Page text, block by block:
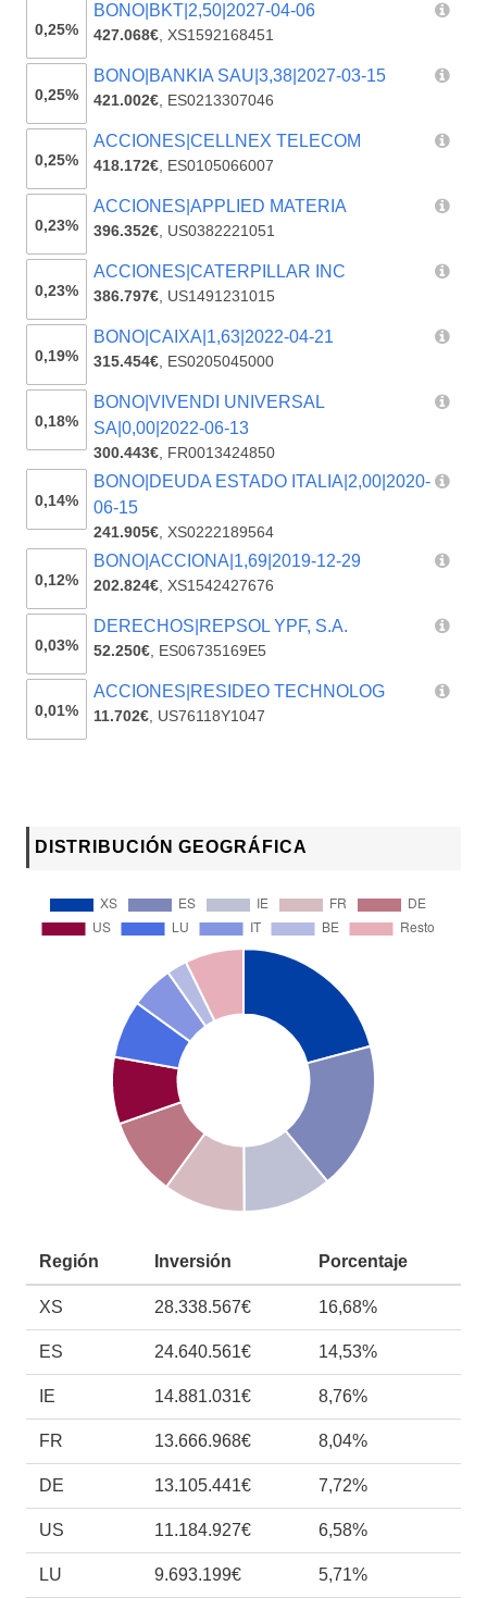
0,25%
BONO|BKT|2,50|2027-04-06
427.068€,XS1592168451
0,25%
BONO|BANKIA SAU|3,38|2027-03-15
421.002€, ES0213307046
0,25%
ACCIONES|CELLNEX TELECOM
418.172€, ES0105066007
0,23%
ACCIONES|APPLIED MATERIA
396.352€, US0382221051
0,23%
ACCIONES|CATERPILLAR INC
386.797€, US1491231015
0,19%
BONO|CAIXA|1,63|2022-04-21
315.454€, ES0205045000
0,18%
BONO|VIVENDI UNIVERSAL
SA|0,00|2022-06-13
300.443€, FR0013424850
0,14%
BONO|DEUDA ESTADO ITALIA|2,00|2020-
06-15
241.905€,XS0222189564
0,12%
BONO|ACCIONA|1,69|2019-12-29
202.824€,XS1542427676
0,03%
DERECHOS|REPSOL YPF, S.A.
52.250€, ES06735169E5
0,01%
ACCIONES|RESIDEO TECHNOLOG
11.702€, US76118Y1047
DISTRIBUCIÓN GEOGRÁFICA
Región Inversión Porcentaje
XS 28.338.567€ 16,68%
ES 24.640.561€ 14,53%
IE 14.881.031€ 8,76%
FR 13.666.968€ 8,04%
DE 13.105.441€ 7,72%
US 11.184.927€ 6,58%
LU 9.693.199€ 5,71%